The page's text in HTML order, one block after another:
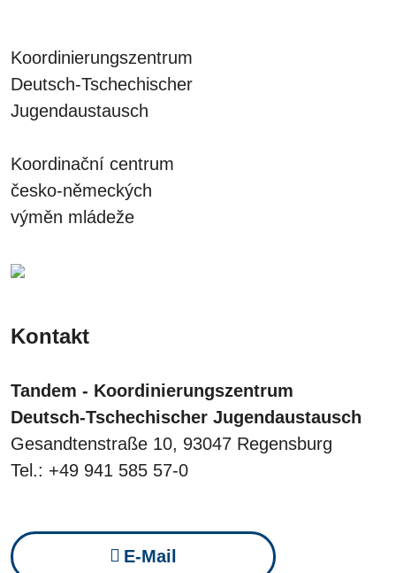
Koordinierungszentrum
Deutsch-Tschechischer
Jugendaustausch
Koordinační centrum
česko-německých
výměn mládeže
Kontakt
Tandem - Koordinierungszentrum
Deutsch-Tschechischer Jugendaustausch
Gesandtenstraße 10, 93047 Regensburg
Tel.: +49 941 585 57-0
E-Mail